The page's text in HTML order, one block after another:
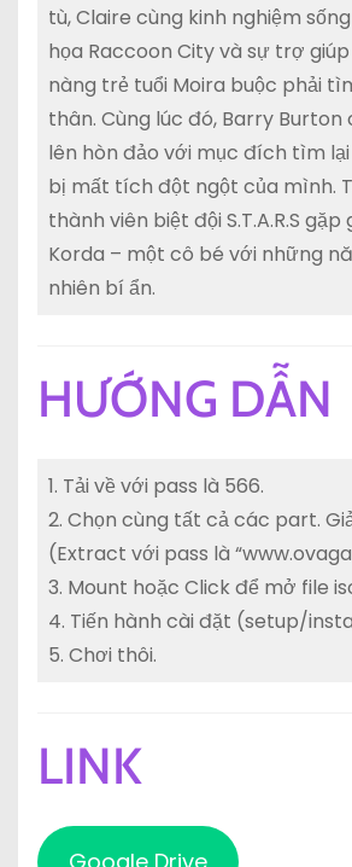
tù, Claire cùng kinh nghiệm
họa Raccoon City và sự trợ
nàng trẻ tuổi Moira buộc phải
thân. Cùng lúc đó, Barry
lên hòn đảo với mục đích tìm
bị mất tích đột ngột của mình.
thành viên biệt đội S.T.A.R.S
Korda – một cô bé với những
nhiên bí ẩn.
HƯỚNG DẪN
1. Tải về với pass là 566.
2. Chọn cùng tất cả các part.
(Extract với pass là
3. Mount hoặc Click để mở file
4. Tiến hành cài đặt (setup/
5. Chơi thôi.
LINK